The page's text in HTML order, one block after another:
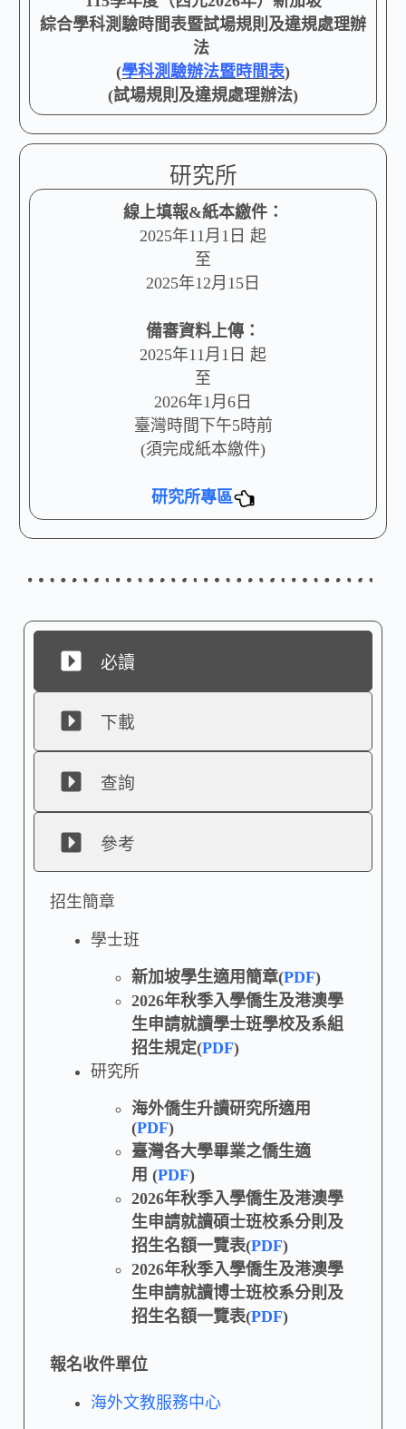
綜合學科測驗時間表暨試場規則及違規處理辦
法
(學科測驗辦法暨時間表)
(試場規則及違規處理辦法)
研究所
線上填報&紙本繳件：
2025年11月1日 起
至
2025年12月15日
備審資料上傳：
2025年11月1日 起
至
2026年1月6日
臺灣時間下午5時前
(須完成紙本繳件)
研究所專區
必讀
下載
查詢
參考
招生簡章
學士班
新加坡學生適用簡章(PDF)
2026年秋季入學僑生及港澳學
生申請就讀學士班學校及系組
招生規定(PDF)
研究所
海外僑生升讀研究所適用
(PDF)
臺灣各大學畢業之僑生適
用 (PDF)
2026年秋季入學僑生及港澳學
生申請就讀碩士班校系分則及
招生名額一覽表(PDF)
2026年秋季入學僑生及港澳學
生申請就讀博士班校系分則及
招生名額一覽表(PDF)
報名收件單位
海外文教服務中心